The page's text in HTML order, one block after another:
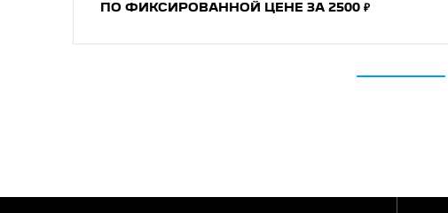
ПО ФИКСИРОВАННОЙ ЦЕНЕ ЗА 2500 ₽